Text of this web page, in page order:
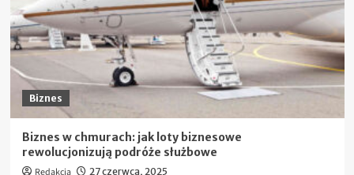
Biznes
Biznes w chmurach: jak loty biznesowe
rewolucjonizują podróże służbowe
Redakcja 27 czerwca, 2025